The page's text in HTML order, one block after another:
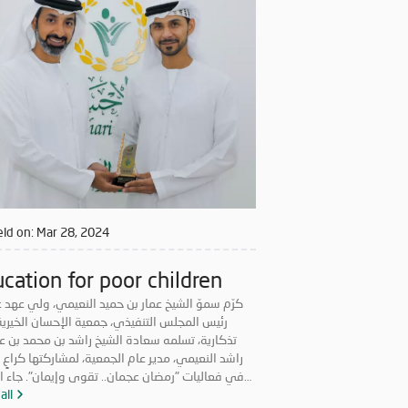
رمضان المبارك، انسجاماً مع نهج الخير والعطاء الذي
الجمعية منذ تأسيسها، وتعزيزاً لمكانة الإمارة وإبراز
في نشر قيم الخير والمحبة في الشهر الفضيل.
on: Mar 28, 2024
for poor children
كرّم سموّ الشيخ عمار بن حميد النعيمي، ولي
رئيس المجلس التنفيذي، جمعية الإحسان
تذكارية، تسلمه سعادة الشيخ راشد بن محمد بن
راشد النعيمي، مدير عام الجمعية، لمشاركتها
في فعاليات "رمضان عجمان.. تقوى وإيمان". جاء
في ظل حرص الجمعية على المشاركة